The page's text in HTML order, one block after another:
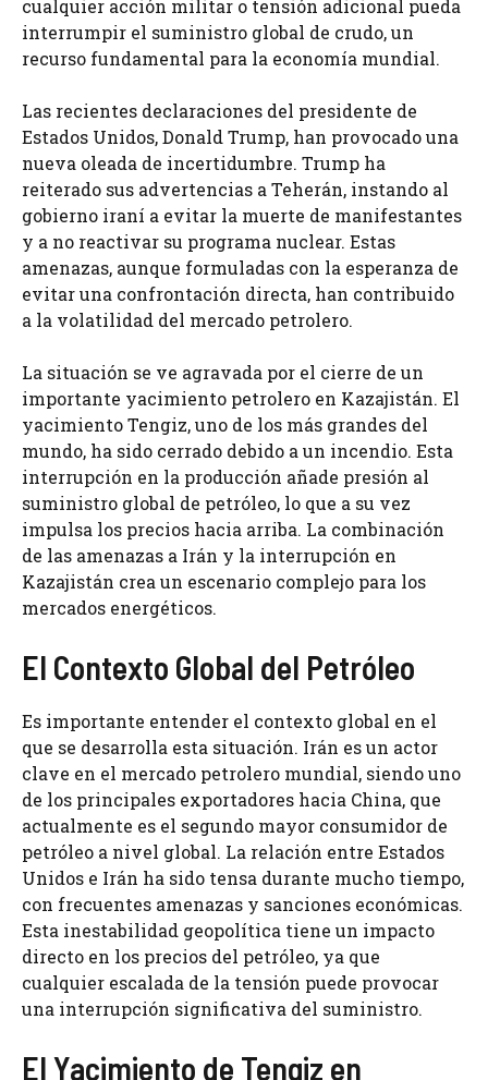
cualquier acción militar o tensión adicional pueda
interrumpir el suministro global de crudo, un
recurso fundamental para la economía mundial.
Las recientes declaraciones del presidente de
Estados Unidos, Donald Trump, han provocado una
nueva oleada de incertidumbre. Trump ha
reiterado sus advertencias a Teherán, instando al
gobierno iraní a evitar la muerte de manifestantes
y a no reactivar su programa nuclear. Estas
amenazas, aunque formuladas con la esperanza de
evitar una confrontación directa, han contribuido
a la volatilidad del mercado petrolero.
La situación se ve agravada por el cierre de un
importante yacimiento petrolero en Kazajistán. El
yacimiento Tengiz, uno de los más grandes del
mundo, ha sido cerrado debido a un incendio. Esta
interrupción en la producción añade presión al
suministro global de petróleo, lo que a su vez
impulsa los precios hacia arriba. La combinación
de las amenazas a Irán y la interrupción en
Kazajistán crea un escenario complejo para los
mercados energéticos.
El Contexto Global del Petróleo
Es importante entender el contexto global en el
que se desarrolla esta situación. Irán es un actor
clave en el mercado petrolero mundial, siendo uno
de los principales exportadores hacia China, que
actualmente es el segundo mayor consumidor de
petróleo a nivel global. La relación entre Estados
Unidos e Irán ha sido tensa durante mucho tiempo,
con frecuentes amenazas y sanciones económicas.
Esta inestabilidad geopolítica tiene un impacto
directo en los precios del petróleo, ya que
cualquier escalada de la tensión puede provocar
una interrupción significativa del suministro.
El Yacimiento de Tengiz en